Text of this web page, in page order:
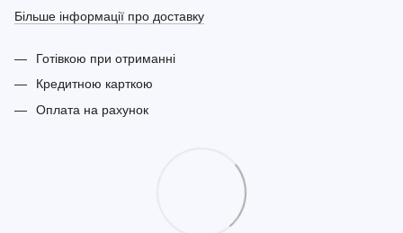
Більше інформації про доставку
Готівкою при отриманні
Кредитною карткою
Оплата на рахунок